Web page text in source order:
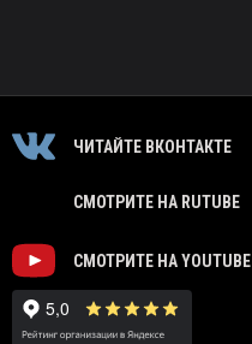
ЧИТАЙТЕ ВКОНТАКТЕ
СМОТРИТЕ НА RUTUBE
СМОТРИТЕ НА YOUTUBE